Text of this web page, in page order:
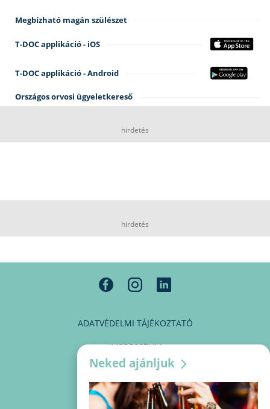
Megbízható magán szülészet
T-DOC applikáció - iOS
T-DOC applikáció - Android
Országos orvosi ügyeletkereső
hirdetés
hirdetés
ADATVÉDELMI TÁJÉKOZTATÓ
IMPRESSZUM
MÉDIAAJÁNLAT
PARTNEREINK
Neked ajánljuk